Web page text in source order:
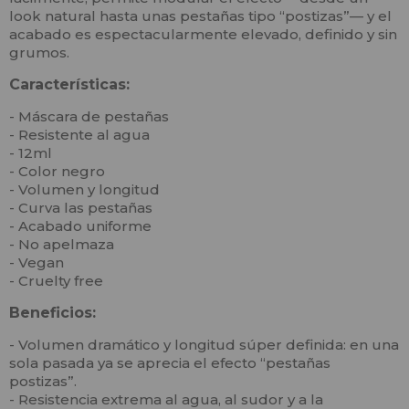
look natural hasta unas pestañas tipo “postizas”— y el
acabado es espectacularmente elevado, definido y sin
grumos.
Características:
- Máscara de pestañas
- Resistente al agua
- 12ml
- Color negro
- Volumen y longitud
- Curva las pestañas
- Acabado uniforme
- No apelmaza
- Vegan
- Cruelty free
Beneficios:
- Volumen dramático y longitud súper definida: en una
sola pasada ya se aprecia el efecto “pestañas
postizas”.
- Resistencia extrema al agua, al sudor y a la